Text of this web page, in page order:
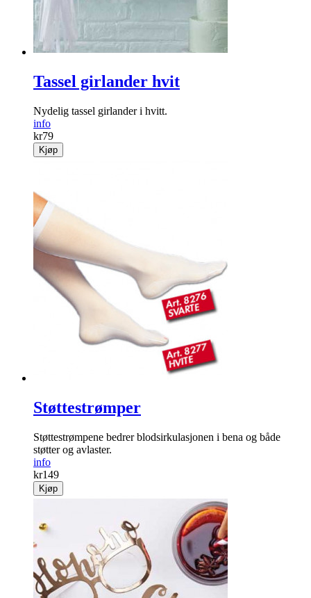
Tassel girlander hvit
Nydelig tassel girlander i hvitt.
info
kr79
Kjøp
Støttestrømper
Støttestrømpene bedrer blodsirkulasjonen i bena og både
støtter og avlaster.
info
kr149
Kjøp